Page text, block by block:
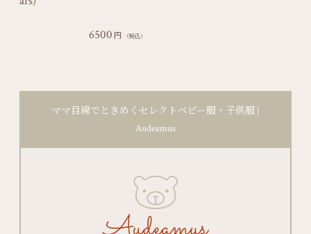
6500 円 （税込）
ママ目線でときめくセレクトベビー服・子供服 |
Audeamus